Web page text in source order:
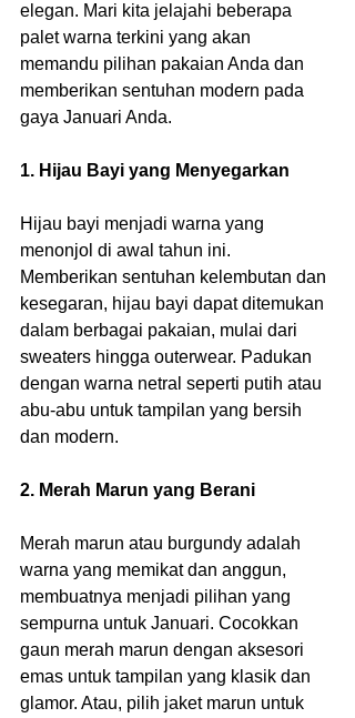
elegan. Mari kita jelajahi beberapa
palet warna terkini yang akan
memandu pilihan pakaian Anda dan
memberikan sentuhan modern pada
gaya Januari Anda.
1. Hijau Bayi yang Menyegarkan
Hijau bayi menjadi warna yang
menonjol di awal tahun ini.
Memberikan sentuhan kelembutan dan
kesegaran, hijau bayi dapat ditemukan
dalam berbagai pakaian, mulai dari
sweaters hingga outerwear. Padukan
dengan warna netral seperti putih atau
abu-abu untuk tampilan yang bersih
dan modern.
2. Merah Marun yang Berani
Merah marun atau burgundy adalah
warna yang memikat dan anggun,
membuatnya menjadi pilihan yang
sempurna untuk Januari. Cocokkan
gaun merah marun dengan aksesori
emas untuk tampilan yang klasik dan
glamor. Atau, pilih jaket marun untuk